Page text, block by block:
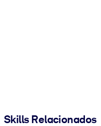
Skills Relacionados